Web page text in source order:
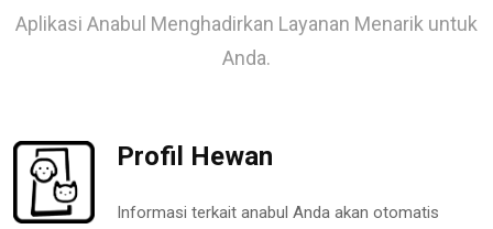
Aplikasi Anabul Menghadirkan Layanan Menarik untuk
Anda.
Profil Hewan
Informasi terkait anabul Anda akan otomatis